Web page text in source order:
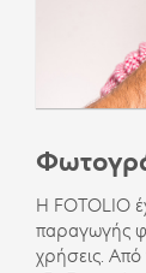
Η FOTOLIO
παραγωγής
χρήσεις. Από